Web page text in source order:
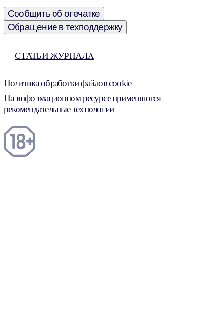
Сообщить об опечатке
Обращение в техподдержку
СТАТЬИ ЖУРНАЛА
Политика обработки файлов cookie
На информационном ресурсе применяются
рекомендательные технологии